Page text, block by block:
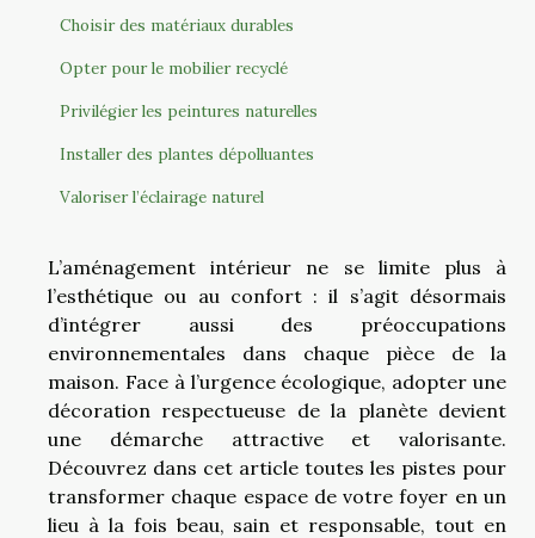
Choisir des matériaux durables
Opter pour le mobilier recyclé
Privilégier les peintures naturelles
Installer des plantes dépolluantes
Valoriser l’éclairage naturel
L’aménagement intérieur ne se limite plus à
l’esthétique ou au confort : il s’agit désormais
d’intégrer aussi des préoccupations
environnementales dans chaque pièce de la
maison. Face à l’urgence écologique, adopter une
décoration respectueuse de la planète devient
une démarche attractive et valorisante.
Découvrez dans cet article toutes les pistes pour
transformer chaque espace de votre foyer en un
lieu à la fois beau, sain et responsable, tout en